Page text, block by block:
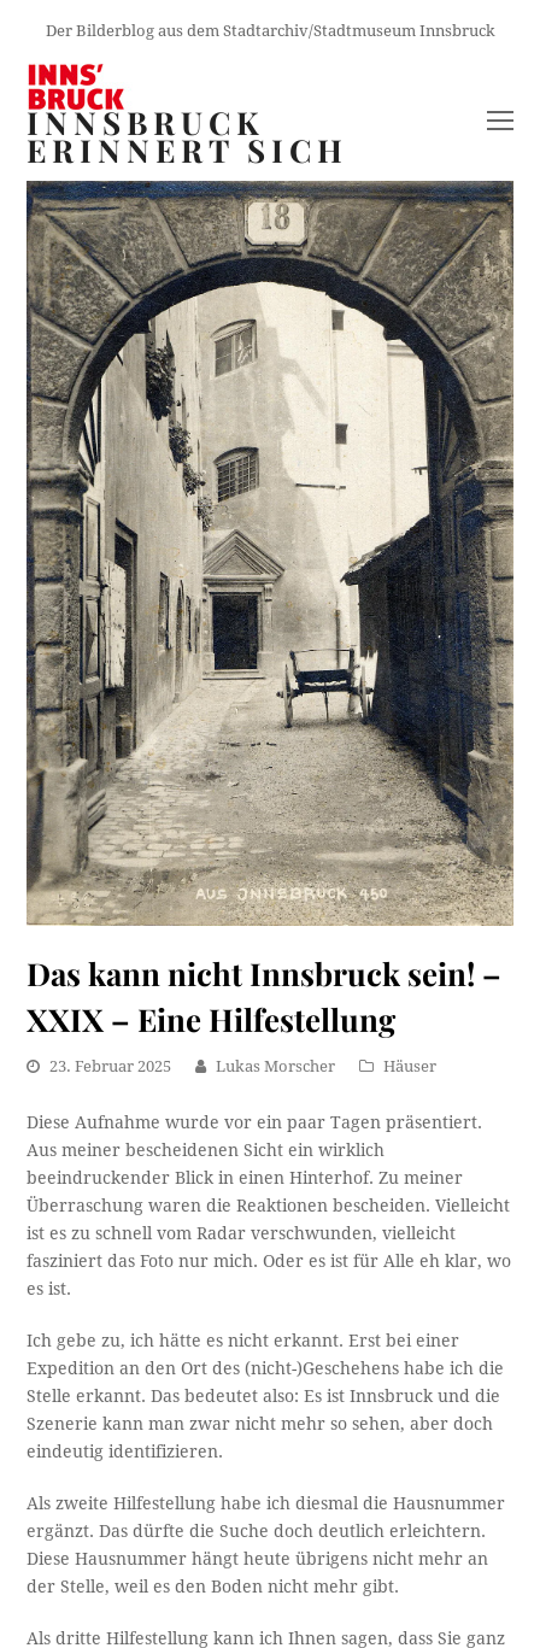
Der Bilderblog aus dem Stadtarchiv/Stadtmuseum Innsbruck
INNSBRUCK
ERINNERT SICH
Das kann nicht Innsbruck sein! –
XXIX – Eine Hilfestellung
23. Februar 2025 Lukas Morscher Häuser
Diese Aufnahme wurde vor ein paar Tagen präsentiert.
Aus meiner bescheidenen Sicht ein wirklich
beeindruckender Blick in einen Hinterhof. Zu meiner
Überraschung waren die Reaktionen bescheiden. Vielleicht
ist es zu schnell vom Radar verschwunden, vielleicht
fasziniert das Foto nur mich. Oder es ist für Alle eh klar, wo
es ist.
Ich gebe zu, ich hätte es nicht erkannt. Erst bei einer
Expedition an den Ort des (nicht-)Geschehens habe ich die
Stelle erkannt. Das bedeutet also: Es ist Innsbruck und die
Szenerie kann man zwar nicht mehr so sehen, aber doch
eindeutig identifizieren.
Als zweite Hilfestellung habe ich diesmal die Hausnummer
ergänzt. Das dürfte die Suche doch deutlich erleichtern.
Diese Hausnummer hängt heute übrigens nicht mehr an
der Stelle, weil es den Boden nicht mehr gibt.
Als dritte Hilfestellung kann ich Ihnen sagen, dass Sie ganz